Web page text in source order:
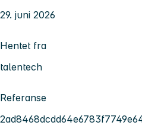
29. juni 2026
Hentet fra
talentech
Referanse